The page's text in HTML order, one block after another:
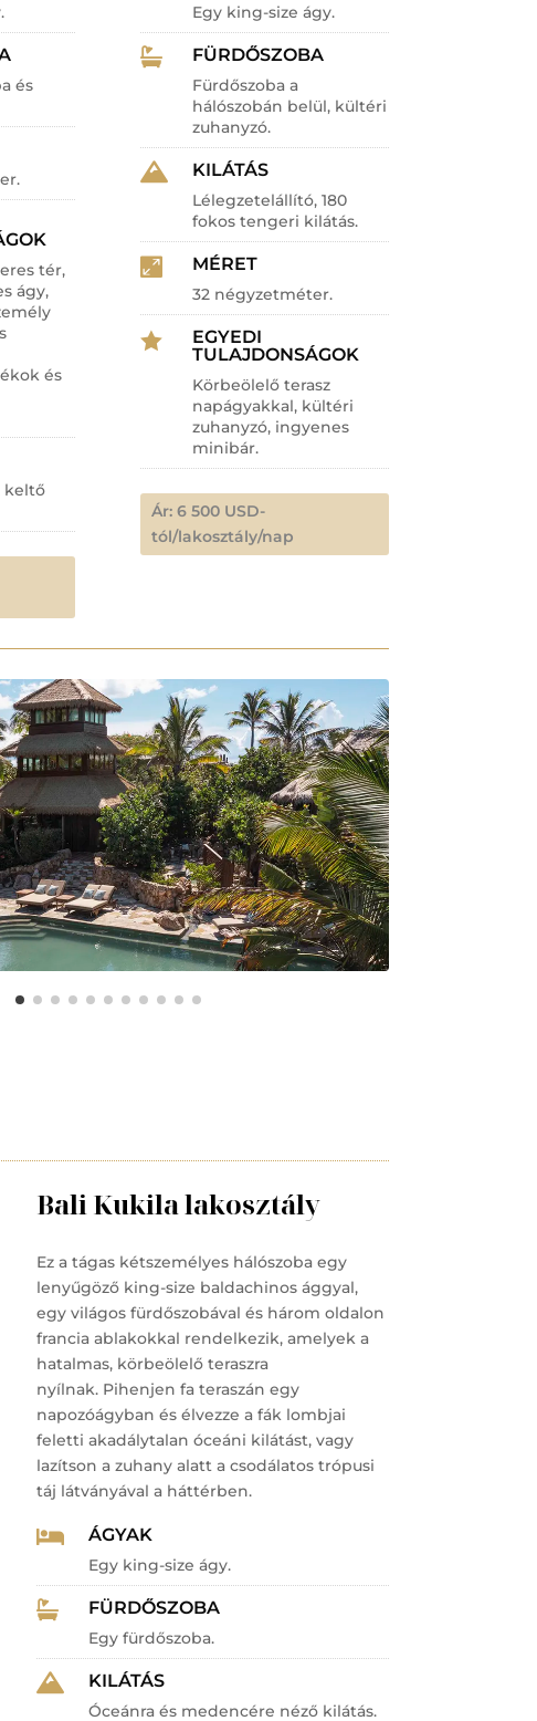
és
tér,
ágy,
és
keltő
Egy king-size ágy.
 FÜRDŐSZOBA
Fürdőszoba a
hálószobán belül, kültéri
zuhanyzó.
 KILÁTÁS
Lélegzetelállító, 180
fokos tengeri kilátás.
 MÉRET
32 négyzetméter.

EGYEDI
TULAJDONSÁGOK
Körbeölelő terasz
napágyakkal, kültéri
zuhanyzó, ingyenes
minibár.
Ár: 6 500 USD-
tól/lakosztály/nap
Bali Kukila lakosztály
Ez a tágas kétszemélyes hálószoba egy
lenyűgöző king-size baldachinos ággyal,
egy világos fürdőszobával és három oldalon
francia ablakokkal rendelkezik, amelyek a
hatalmas, körbeölelő teraszra
nyílnak. Pihenjen fa teraszán egy
napozóágyban és élvezze a fák lombjai
feletti akadálytalan óceáni kilátást, vagy
lazítson a zuhany alatt a csodálatos trópusi
táj látványával a háttérben.
 ÁGYAK
Egy king-size ágy.
 FÜRDŐSZOBA
Egy fürdőszoba.
 KILÁTÁS
Óceánra és medencére néző kilátás.